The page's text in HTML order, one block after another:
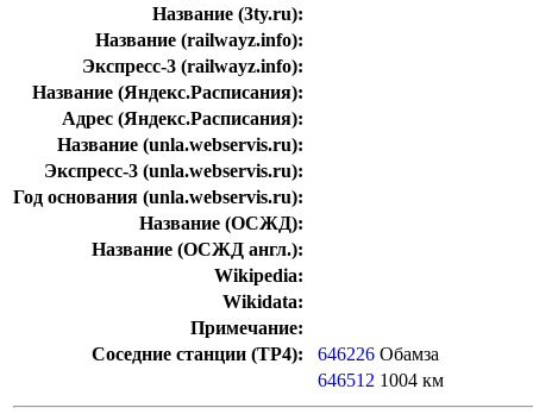
Название (3ty.ru):
Название (railwayz.info):
Экспресс-3 (railwayz.info):
Название (Яндекс.Расписания):
Адрес (Яндекс.Расписания):
Название (unla.webservis.ru):
Экспресс-3 (unla.webservis.ru):
Год основания (unla.webservis.ru):
Название (ОСЖД):
Название (ОСЖД англ.):
Wikipedia:
Wikidata:
Примечание:
Соседние станции (ТР4):
646226 Обамза
646512 1004 км